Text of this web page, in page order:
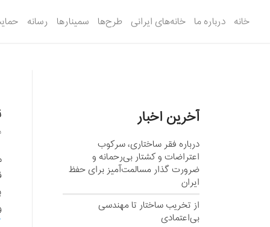
خانه درباره ما خانه‌های ایرانی طرح‌ها سمینارها رسانه
آخرین اخبار
درباره فقر ساختاری، سرکوب
اعتراضات و کشتار بی‌رحمانه و
ضرورت گذار مسالمت‌آمیز برای حفظ
ایران
از تخریب ساختار تا مهندسی
بی‌اعتمادی